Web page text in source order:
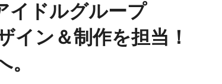
イドルグループ
イン＆制作を担当！